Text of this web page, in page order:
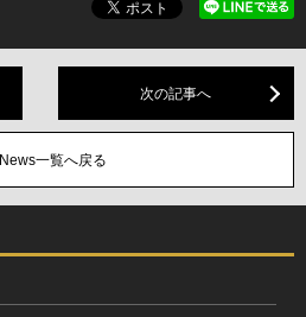
次の記事へ
News一覧へ戻る